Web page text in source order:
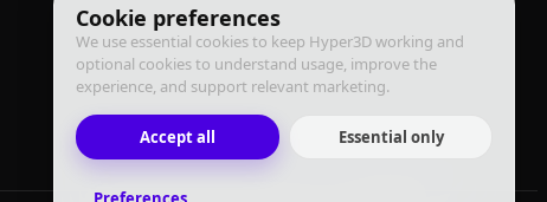
Cookie preferences
We use essential cookies to keep Hyper3D working and
optional cookies to understand usage, improve the
experience, and support relevant marketing.
Accept all Essential only